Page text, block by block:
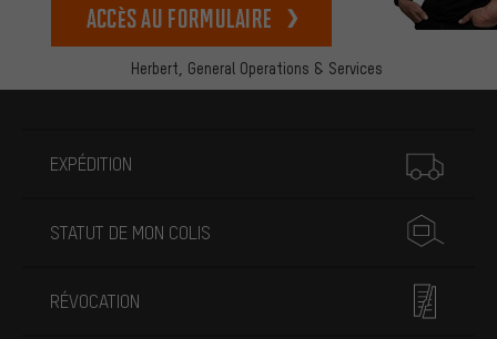
Herbert, General Operations & Services
Accès au formulaire
EXPÉDITION
STATUT DE MON COLIS
RÉVOCATION